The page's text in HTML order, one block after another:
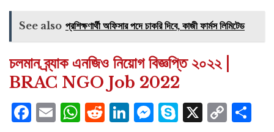
See also প্রশিক্ষণার্থী অফিসার পদে চাকরি দিবে, কাজী ফার্মস লিমিটেড
চলমান ব্র্যাক এনজিও নিয়োগ বিজ্ঞপ্তি ২০২২ |
BRAC NGO Job 2022
Facebook
Email
WhatsApp
Reddit
LinkedIn
Messenger
Skype
X